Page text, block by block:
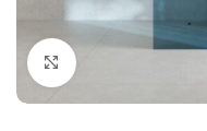
Kliknij, aby powiększyć